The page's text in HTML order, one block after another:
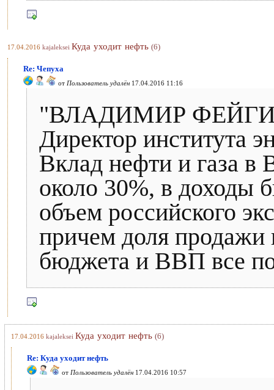
17.04.2016 kajaleksei Куда уходит нефть (6)
Re: Чепуха
от Пользователь удалён 17.04.2016 11:16
"ВЛАДИМИР
Директор института
Вклад нефти и газа в
около 30%, в доходы
объем российского
причем доля продажи
бюджета и ВВП все
17.04.2016 kajaleksei Куда уходит нефть (6)
Re: Куда уходит нефть
от Пользователь удалён 17.04.2016 10:57